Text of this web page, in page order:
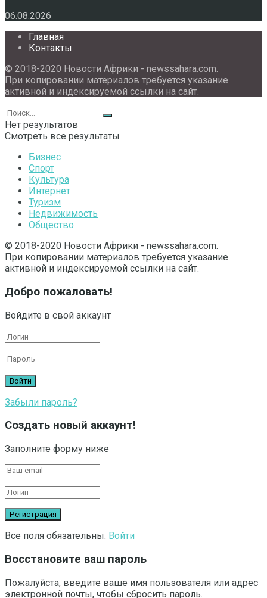
06.08.2026
Главная
Контакты
© 2018-2020 Новости Африки - newssahara.com.
При копировании материалов требуется указание
активной и индексируемой ссылки на сайт.
Нет результатов
Смотреть все результаты
Бизнес
Спорт
Культура
Интернет
Туризм
Недвижимость
Общество
© 2018-2020 Новости Африки - newssahara.com.
При копировании материалов требуется указание
активной и индексируемой ссылки на сайт.
Добро пожаловать!
Войдите в свой аккаунт
Забыли пароль?
Создать новый аккаунт!
Заполните форму ниже
Все поля обязательны. Войти
Восстановите ваш пароль
Пожалуйста, введите ваше имя пользователя или адрес
электронной почты, чтобы сбросить пароль.